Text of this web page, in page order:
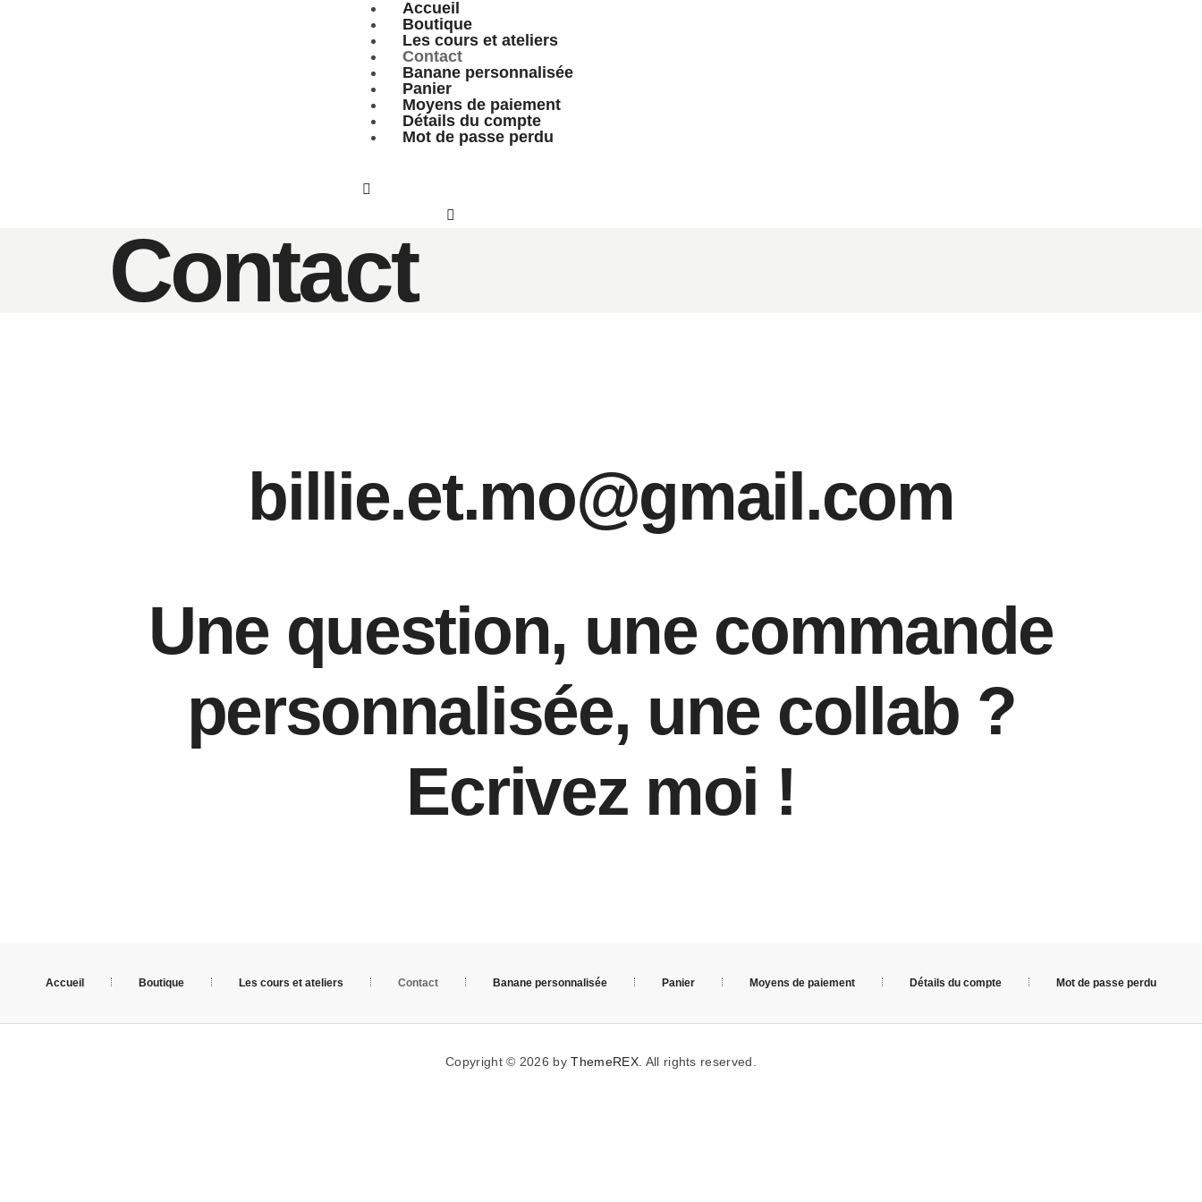
Accueil
Boutique
Les cours et ateliers
Contact
Banane personnalisée
Panier
Moyens de paiement
Détails du compte
Mot de passe perdu
Contact
billie.et.mo@gmail.com
Une question, une commande
personnalisée, une collab ?
Ecrivez moi !
Accueil Boutique Les cours et ateliers Contact Banane personnalisée Panier Moyens de paiement Détails du compte Mot de passe perdu
Copyright © 2026 byThemeREX. All rights reserved.